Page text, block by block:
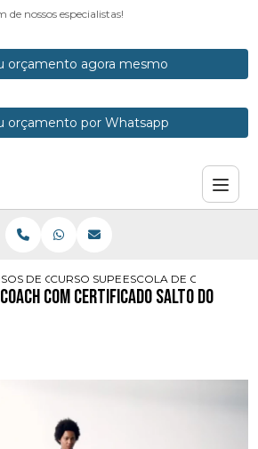
nossos especialistas!
orçamento agora mesmo
orçamento por Whatsapp
DE COACH
CURSO SUPERIOR DE COACH
ESCOLA DE CURSO DE
com Certificado Salto do